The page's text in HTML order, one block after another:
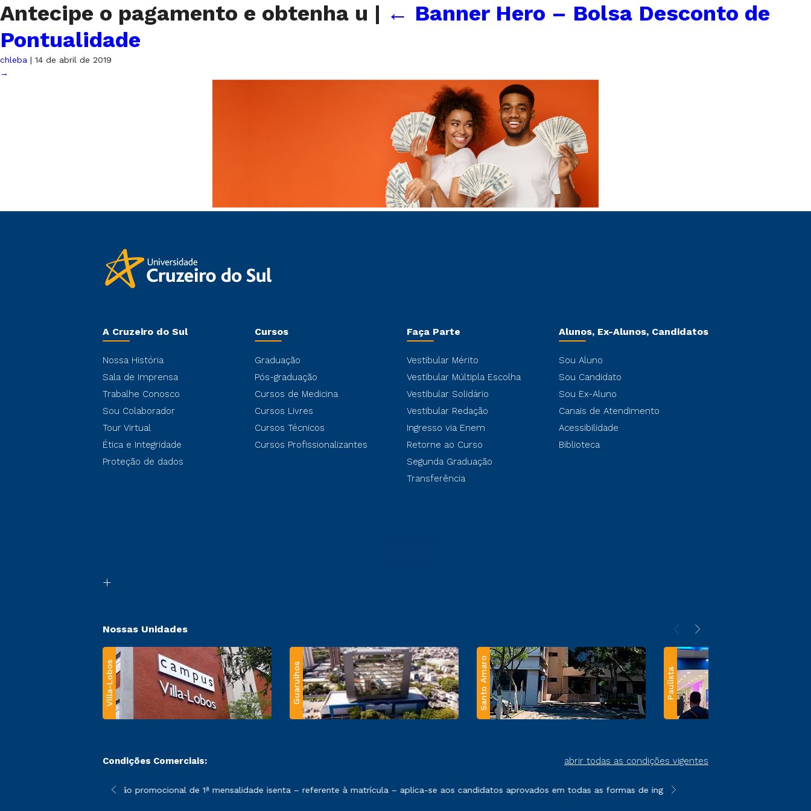
Antecipe o pagamento e obtenha u | ← Banner Hero – Bolsa Desconto de
Pontualidade
chleba | 14 de abril de 2019
→
A Cruzeiro do Sul
Nossa História
Sala de Imprensa
Trabalhe Conosco
Sou Colaborador
Tour Virtual
Ética e Integridade
Proteção de dados
Cursos
Graduação
Pós-graduação
Cursos de Medicina
Cursos Livres
Cursos Técnicos
Cursos Profissionalizantes
Faça Parte
Vestibular Mérito
Vestibular Múltipla Escolha
Vestibular Solidário
Vestibular Redação
Ingresso via Enem
Retorne ao Curso
Segunda Graduação
Transferência
Alunos, Ex-Alunos, Candidatos
Sou Aluno
Sou Candidato
Sou Ex-Aluno
Canais de Atendimento
Acessibilidade
Biblioteca
Nossas Unidades
Villa-Lobos Guarulhos Santo Amaro Paulista
Condições Comerciais: abrir todas as condições vigentes
sofrer alterações nos períodos de rematrícula conforme exposto no contrato de prestação de serviços.
*A condição promocional de 1ª mensalidade isenta – referente à matrícula – aplica-se aos candidatos aprovados em todas as formas de ingresso, exceto na prova on-line ou
**Semipresencial e EAD são